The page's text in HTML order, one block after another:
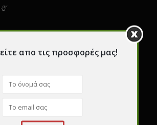
- 20:00
απο τις προσφορές μας!